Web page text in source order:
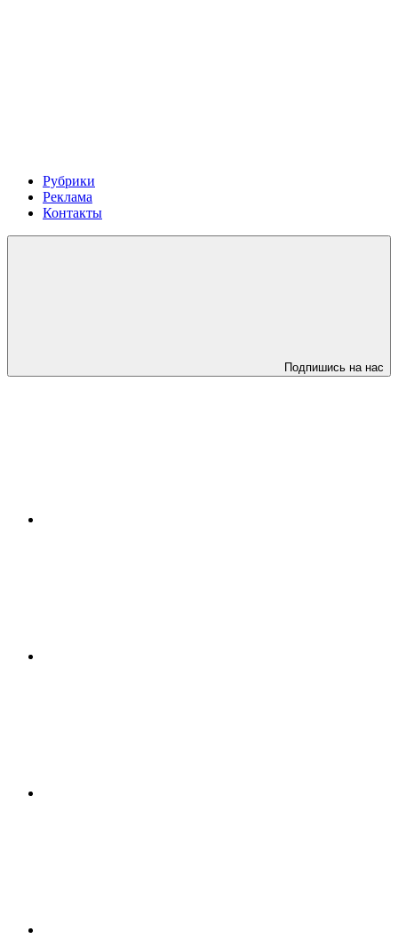
Рубрики
Реклама
Контакты
Подпишись на нас